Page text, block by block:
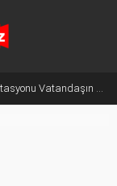
Eskişehir TÜVTÜRK Araç Muayene İstasyonu Vatandaşın Gözünde Ağır Kusurlu